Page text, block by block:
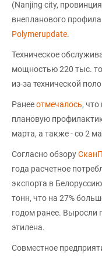
(Nanjing city,
внепланового
Polymerupdate.
Техническое
мощностью 220 тыс.
из-за технической
Ранееотмечалось,
плановую
марта, а также - со 2
Согласно обзору
года расчетное
экспорта в
тонн, что на 27%
годом ранее. Выросли
этилена.
Совместное